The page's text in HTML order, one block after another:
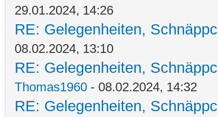
29.01.2024, 14:26
RE: Gelegenheiten,
08.02.2024, 13:10
RE: Gelegenheiten,
Thomas1960 - 08.02.2024, 14:32
RE: Gelegenheiten,